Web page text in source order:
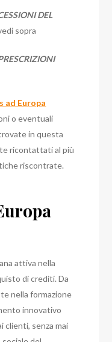
DEL
sopra
ad Europa
o eventuali
in questa
ricontattati al più
riscontrate.
attiva nella
di crediti. Da
nella formazione
innovativo
clienti, senza mai